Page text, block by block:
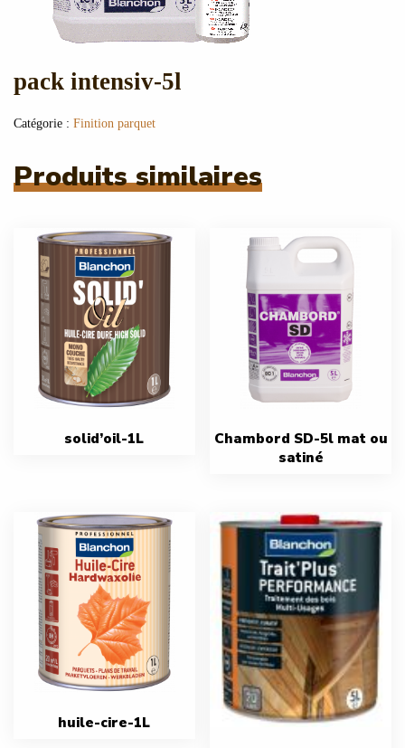
pack intensiv-5l
Catégorie : Finition parquet
Produits similaires
solid’oil-1L
Chambord SD-5l mat ou
satiné
huile-cire-1L